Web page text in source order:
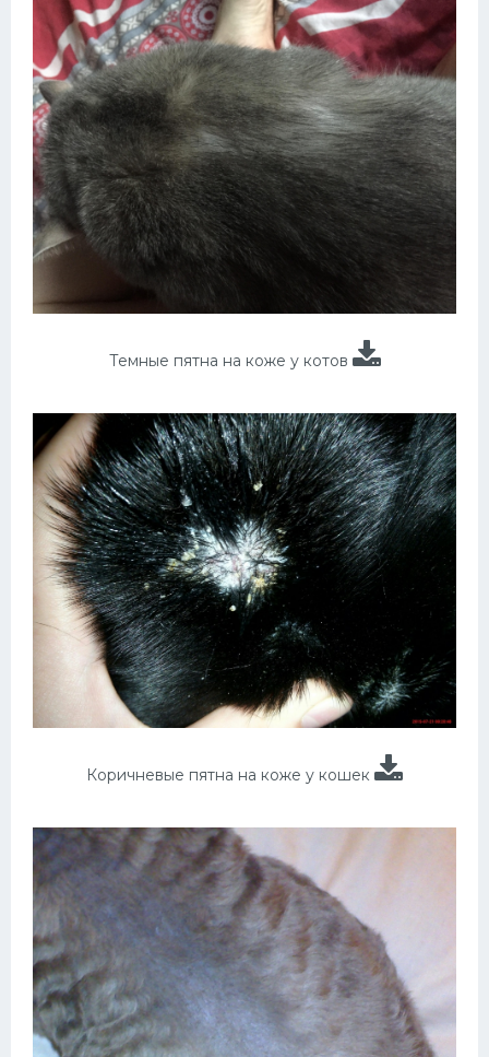
Темные пятна на коже у котов
Коричневые пятна на коже у кошек